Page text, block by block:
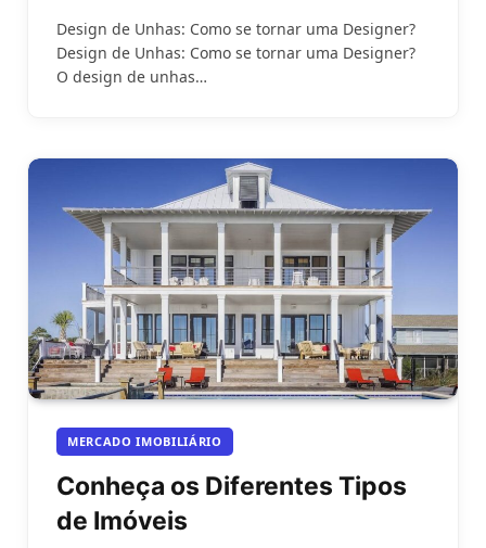
Design de Unhas: Como se tornar uma Designer?
Design de Unhas: Como se tornar uma Designer?
O design de unhas…
MERCADO IMOBILIÁRIO
Conheça os Diferentes Tipos
de Imóveis